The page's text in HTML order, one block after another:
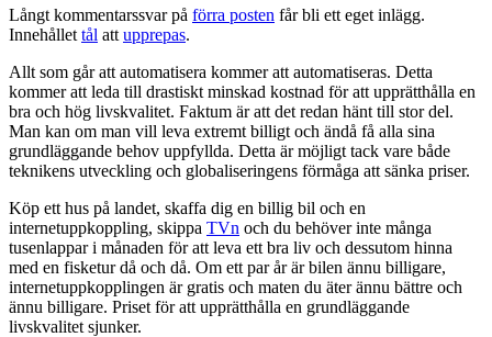
Långt kommentarssvar på förra posten får bli ett eget inlägg.
Innehållet tål att upprepas.
Allt som går att automatisera kommer att automatiseras. Detta
kommer att leda till drastiskt minskad kostnad för att upprätthålla en
bra och hög livskvalitet. Faktum är att det redan hänt till stor del.
Man kan om man vill leva extremt billigt och ändå få alla sina
grundläggande behov uppfyllda. Detta är möjligt tack vare både
teknikens utveckling och globaliseringens förmåga att sänka priser.
Köp ett hus på landet, skaffa dig en billig bil och en
internetuppkoppling, skippa TVn och du behöver inte många
tusenlappar i månaden för att leva ett bra liv och dessutom hinna
med en fisketur då och då. Om ett par år är bilen ännu billigare,
internetuppkopplingen är gratis och maten du äter ännu bättre och
ännu billigare. Priset för att upprätthålla en grundläggande
livskvalitet sjunker.